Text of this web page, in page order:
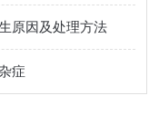
原因及处理方法
症